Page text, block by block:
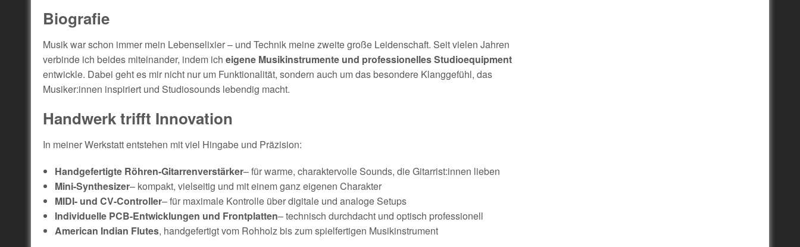
Biografie
Musik war schon immer mein Lebenselixier – und Technik meine zweite große Leidenschaft. Seit vielen Jahren
verbinde ich beides miteinander, indem ich eigene Musikinstrumente und professionelles Studioequipment
entwickle. Dabei geht es mir nicht nur um Funktionalität, sondern auch um das besondere Klanggefühl, das
Musiker:innen inspiriert und Studiosounds lebendig macht.
Handwerk trifft Innovation
In meiner Werkstatt entstehen mit viel Hingabe und Präzision:
Handgefertigte Röhren-Gitarrenverstärker– für warme, charaktervolle Sounds, die Gitarrist:innen lieben
Mini-Synthesizer– kompakt, vielseitig und mit einem ganz eigenen Charakter
MIDI- und CV-Controller– für maximale Kontrolle über digitale und analoge Setups
Individuelle PCB-Entwicklungen und Frontplatten– technisch durchdacht und optisch professionell
American Indian Flutes, handgefertigt vom Rohholz bis zum spielfertigen Musikinstrument